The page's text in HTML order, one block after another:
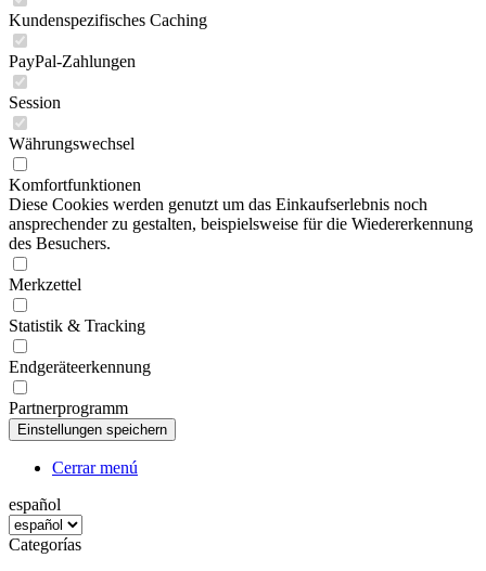
Kundenspezifisches Caching
PayPal-Zahlungen
Session
Währungswechsel
Komfortfunktionen
Diese Cookies werden genutzt um das Einkaufserlebnis noch
ansprechender zu gestalten, beispielsweise für die Wiedererkennung
des Besuchers.
Merkzettel
Statistik & Tracking
Endgeräteerkennung
Partnerprogramm
Cerrar menú
español
Categorías